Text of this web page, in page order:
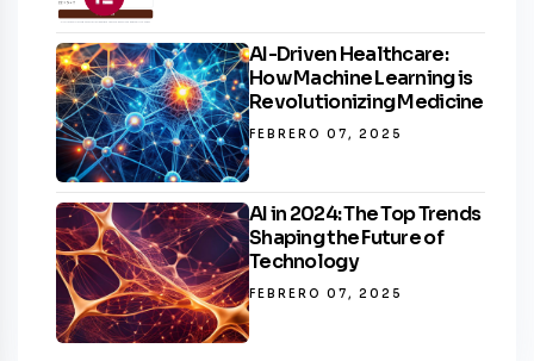
AI-Driven Healthcare:
How Machine Learning is
Revolutionizing Medicine
FEBRERO 07, 2025
AI in 2024: The Top Trends
Shaping the Future of
Technology
FEBRERO 07, 2025